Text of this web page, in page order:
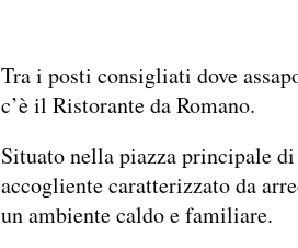
Tra i posti consigliati dove
c’è il Ristorante da Romano.
Situato nella piazza principale
accogliente caratterizzato da
un ambiente caldo e familiare.